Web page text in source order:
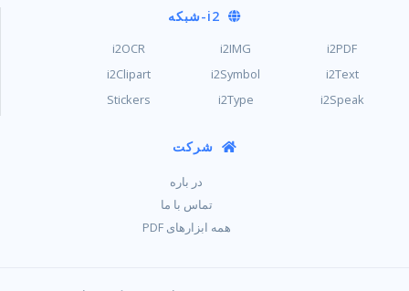
i2-شبکه
i2PDF
i2IMG
i2OCR
i2Text
i2Symbol
i2Clipart
i2Speak
i2Type
Stickers
شرکت
در باره
تماس با ما
همه ابزارهای PDF